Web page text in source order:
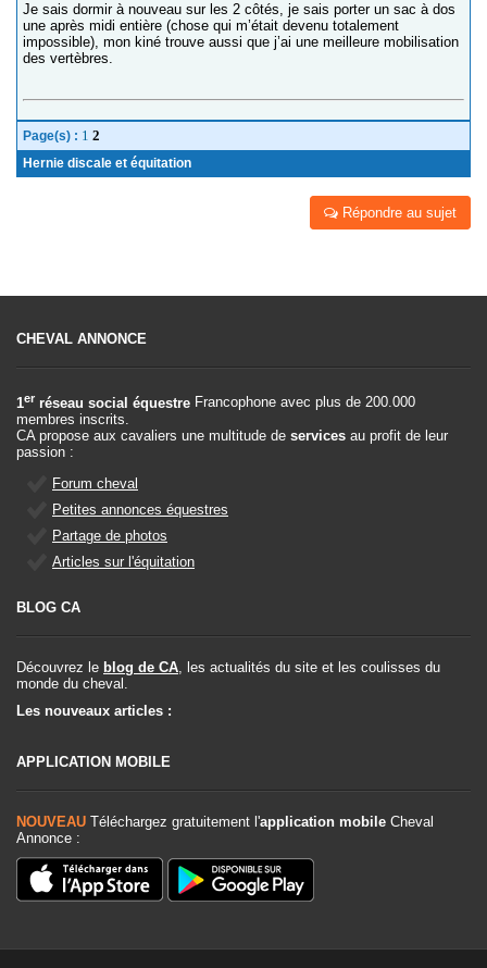
Je sais dormir à nouveau sur les 2 côtés, je sais porter un sac à dos
une après midi entière (chose qui m’était devenu totalement
impossible), mon kiné trouve aussi que j’ai une meilleure mobilisation
des vertèbres.
Page(s) : 1 2
Hernie discale et équitation
Répondre au sujet
CHEVAL ANNONCE
1er réseau social équestre Francophone avec plus de 200.000
membres inscrits.
CA propose aux cavaliers une multitude de services au profit de leur
passion :
Forum cheval
Petites annonces équestres
Partage de photos
Articles sur l'équitation
BLOG CA
Découvrez le blog de CA , les actualités du site et les coulisses du
monde du cheval.
Les nouveaux articles :
APPLICATION MOBILE
NOUVEAU Téléchargez gratuitement l'application mobile Cheval
Annonce :